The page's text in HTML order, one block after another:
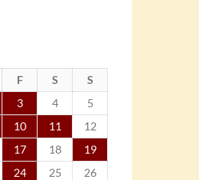
F S
S
3 4
5
10 11
12
17 18
19
24 25
26